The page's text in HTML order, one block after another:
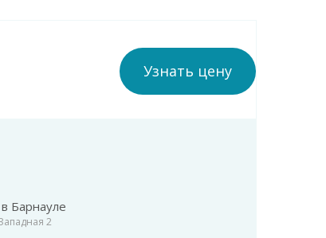
Узнать цену
Барнауле
2